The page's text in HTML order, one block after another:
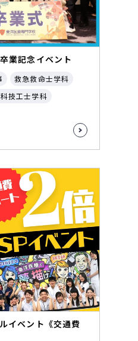
業記念イベント
救急救命士学科
技工士学科
イベント《交通費